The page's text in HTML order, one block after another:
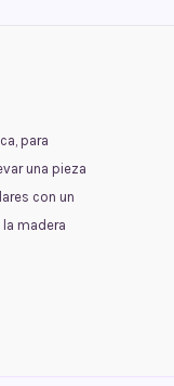
para
una pieza
con un
madera